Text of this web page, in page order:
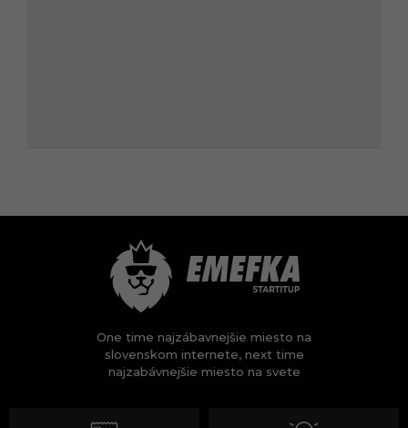
One time najzábavnejšie miesto na
slovenskom internete, next time
najzabávnejšie miesto na svete